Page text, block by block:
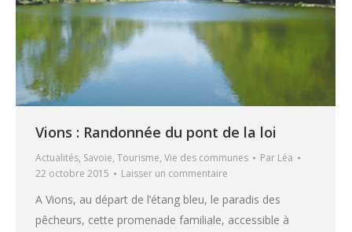
Vions : Randonnée du pont de la loi
Actualités, Savoie, Tourisme, Vie des communes Par Léa
22 octobre 2015
Laisser un commentaire
A Vions, au départ de l’étang bleu, le paradis des
pêcheurs, cette promenade familiale, accessible à